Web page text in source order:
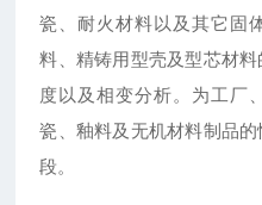
瓷、耐火材料以及其它固
料、精铸用型壳及型芯材
度以及相变分析。为工厂
瓷、釉料及无机材料制品
段。